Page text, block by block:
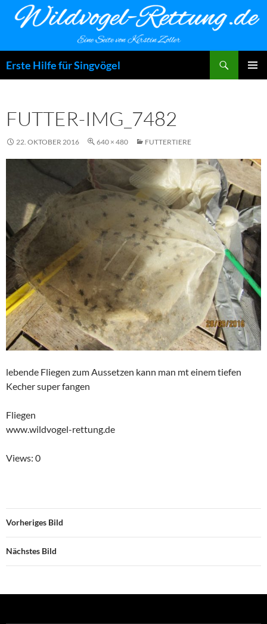
Inhalt
Erste Hilfe für Singvögel
FUTTER-IMG_7482
22. OKTOBER 2016 640 × 480 FUTTERTIERE
lebende Fliegen zum Aussetzen kann man mt einem tiefen
Kecher super fangen
Fliegen
www.wildvogel-rettung.de
Views: 0
Vorheriges Bild
Nächstes Bild